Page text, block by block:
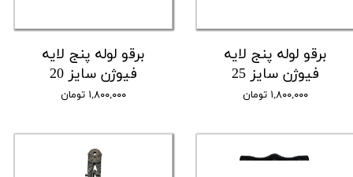
برقو لوله پنج لایه
فیوژن سایز 25
۱,۸۰۰,۰۰۰ تومان
برقو لوله پنج لایه
فیوژن سایز 20
۱,۸۰۰,۰۰۰ تومان